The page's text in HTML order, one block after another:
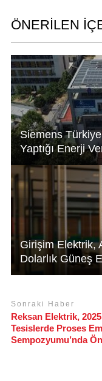
A
p
p
ÖNERİLEN
Siemens
Yaptığı Enerji
Girişim Elektrik,
Dolarlık Güneş
Sonraki Haber
Reksan Elektrik, 2025
Tesislerde Proses
Sempozyumu’nda